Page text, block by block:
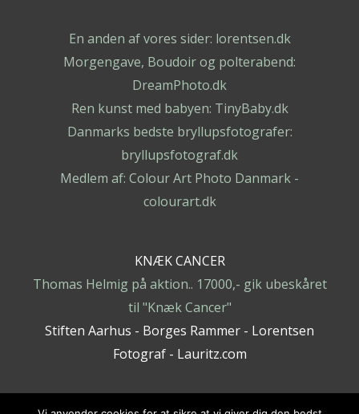
En anden af vores sider: lorentsen.dk
Morgengave, Boudoir og polterabend:
DreamPhoto.dk
Ren kunst med babyen: TinyBaby.dk
Danmarks bedste bryllupsfotografer:
bryllupsfotograf.dk
Medlem af: Colour Art Photo Danmark -
colourart.dk
KNÆK CANCER
Thomas Helmig på aktion.. 17000,- gik ubeskåret
til "Knæk Cancer"
Stiften Aarhus - Borges Rammer - Lorentsen
Fotograf - Lauritz.com